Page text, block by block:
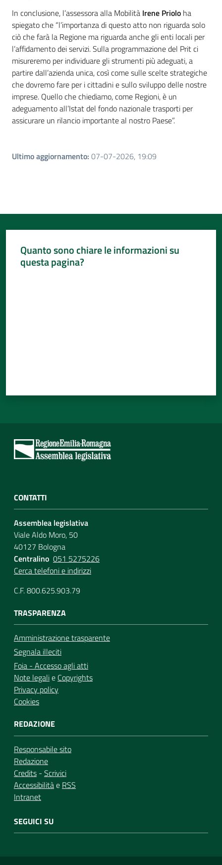
In conclusione, l’assessora alla Mobilità Irene Priolo ha
spiegato che “l’importanza di questo atto non riguarda solo
ciò che farà la Regione ma riguarda anche gli enti locali per
l’affidamento dei servizi. Sulla programmazione del Prit ci
misureremo per individuare gli strumenti più adeguati, a
partire dall’azienda unica, così come sulle scelte strategiche
che dovremo fare per i cittadini e sullo sviluppo delle nostre
imprese. Quello che chiediamo, come Regioni, è un
adeguamento all’Istat del fondo nazionale trasporti per
assicurare un rilancio importante al nostro Paese”.
Ultimo aggiornamento: 07-07-2026, 19:09
Quanto sono chiare le informazioni su
questa pagina?
CONTATTI
Assemblea legislativa
Viale Aldo Moro, 50
40127 Bologna
Centralino 051 5275226
Cerca telefoni e indirizzi
C.F. 800.625.903.79
TRASPARENZA
Amministrazione trasparente
Segnala illeciti
Foia - Accesso agli atti
Note legalie Copyrights
Privacy policy
Cookies
REDAZIONE
Responsabile sito
Redazione
Credits - Scrivici
Accessibilitàe RSS
Intranet
SEGUICI SU